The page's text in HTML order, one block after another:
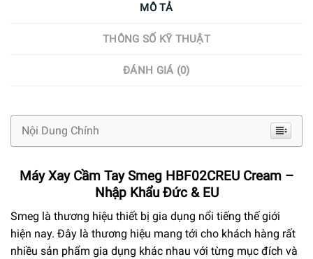
MÔ TẢ
THÔNG SỐ KỸ THUẬT
ĐÁNH GIÁ (0)
Nội Dung Chính
Máy Xay Cầm Tay Smeg HBF02CREU Cream –
Nhập Khẩu Đức & EU
Smeg là thương hiệu thiết bị gia dụng nổi tiếng thế giới
hiện nay. Đây là thương hiệu mang tới cho khách hàng rất
nhiều sản phẩm gia dụng khác nhau với từng mục đích và